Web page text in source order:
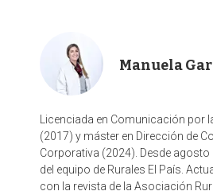
Manuela
Licenciada en Comunicación por
(2017) y máster en Dirección de
Corporativa (2024). Desde
del equipo de Rurales El País.
con la revista de la Asociación